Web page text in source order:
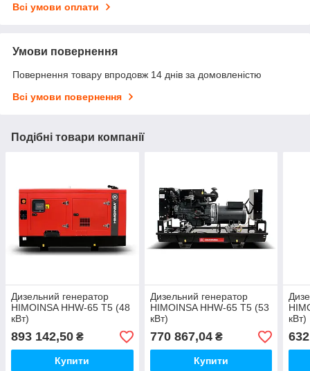
Всі умови оплати
Умови повернення
Повернення товару впродовж 14 днів за домовленістю
Всі умови повернення
Подібні товари компанії
Дизельний генератор
HIMOINSA HHW-65 T5 (48
кВт)
893 142,50 ₴
Купити
Дизельний генератор
HIMOINSA HHW-65 T5 (53
кВт)
770 867,04₴
Купити
кВт)